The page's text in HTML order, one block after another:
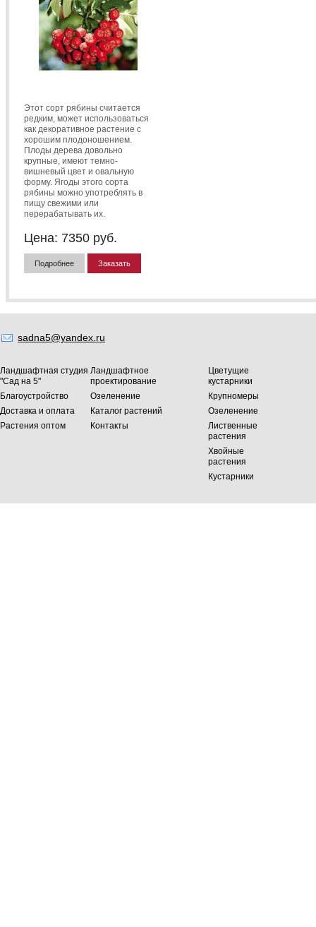
Этот сорт рябины считается
редким, может использоваться
как декоративное растение с
хорошим плодоношением.
Плоды дерева довольно
крупные, имеют темно-
вишневый цвет и овальную
форму. Ягоды этого сорта
рябины можно употреблять в
пищу свежими или
перерабатывать их.
Цена: 7350 руб.
Подробнее Заказать
sadna5@yandex.ru
Ландшафтная студия
"Сад на 5"
Ландшафтное
проектирование
Благоустройство
Озеленение
Доставка и оплата
Каталог растений
Растения оптом
Контакты
Цветущие
кустарники
Крупномеры
Озеленение
Лиственные
растения
Хвойные
растения
Кустарники